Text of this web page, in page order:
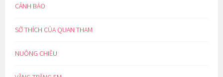
CẢNH BÁO
SỞ THÍCH CỦA QUAN THAM
NUÔNG CHIỀU